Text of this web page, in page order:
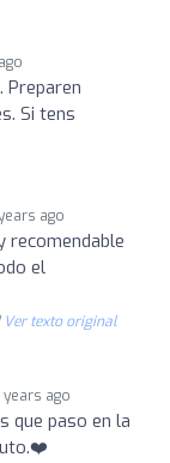
Preparen
Si tens
ago
recomendable
el
Ver texto original
years ago
que paso en la